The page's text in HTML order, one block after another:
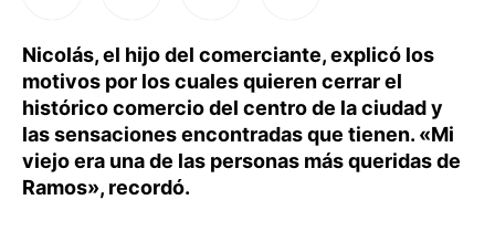
Nicolás, el hijo del comerciante, explicó los
motivos por los cuales quieren cerrar el
histórico comercio del centro de la ciudad y
las sensaciones encontradas que tienen. «Mi
viejo era una de las personas más queridas de
Ramos», recordó.